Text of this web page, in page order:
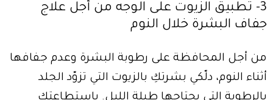
3- تطبيق الزيوت على الوجه من أجل علاج
جفاف البشرة خلال النوم
من أجل المحافظة على رطوبة البشرة وعدم جفافها
أثناء النوم، دلّكي بشرتكِ بالزيوت التي تزوّد الجلد
بالرطوبة التي يحتاجها طيلة الليل. باستطاعتكِ